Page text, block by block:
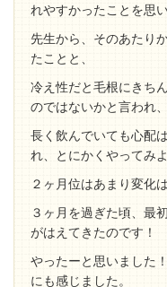
れやすかったことを思
先生から、そのあたり
たことと、
冷え性だと毛根にきち
のではないかと言われ
長く飲んでいても心配
れ、とにかくやってみ
２ヶ月位はあまり変化
３ヶ月を過ぎた頃、最
がはえてきたのです！
やったーと思いました
にも感じました。